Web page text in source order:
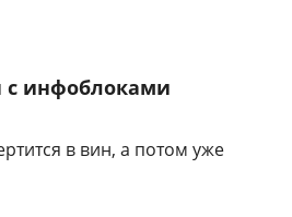
инфоблоками
в вин, а потом уже